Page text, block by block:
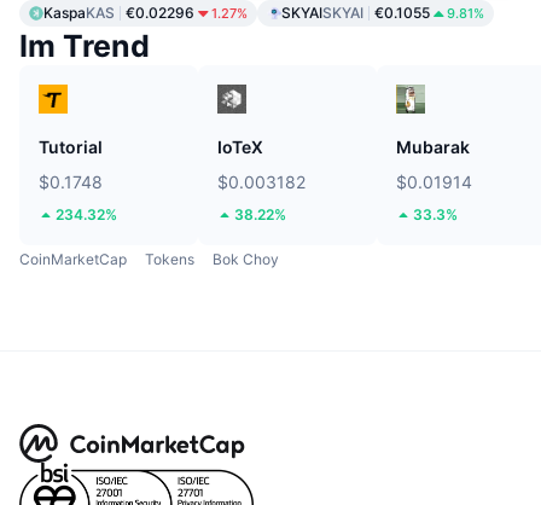
KaspaKAS €0.02296 1.27% SKYAISKYAI €0.1055 9.81%
Im Trend
Tutorial
$0.1748
234.32%
IoTeX
$0.003182
38.22%
Mubarak
$0.01914
33.3%
CoinMarketCap Tokens Bok Choy